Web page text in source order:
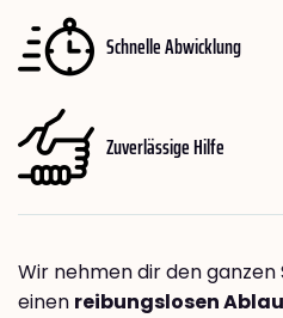
Schnelle Abwicklung
Zuverlässige Hilfe
Wir nehmen dir den
einen reibungslosen